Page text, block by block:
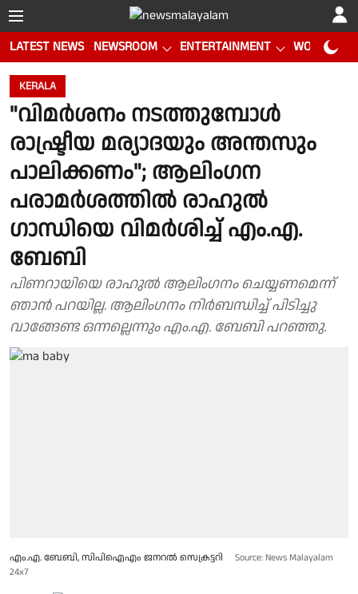
LATEST NEWS NEWSROOM ENTERTAINMENT WORLD CUP
KERALA
"വിമർശനം നടത്തുമ്പോൾ
രാഷ്ട്രീയ മര്യാദയും അന്തസും
പാലിക്കണം"; ആലിംഗന
പരാമർശത്തിൽ രാഹുൽ
ഗാന്ധിയെ വിമർശിച്ച് എം.എ.
ബേബി
പിണറായിയെ രാഹുൽ ആലിംഗനം ചെയ്യണമെന്ന്
ഞാൻ പറയില്ല. ആലിംഗനം നിർബന്ധിച്ച് പിടിച്ചു
വാങ്ങേണ്ട ഒന്നല്ലെന്നും എം.എ. ബേബി പറഞ്ഞു.
എം.എ. ബേബി, സിപിഐഎം ജനറൽ സെക്രട്ടറി
Source: News Malayalam
24x7